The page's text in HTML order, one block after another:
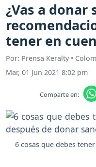
¿Vas a donar
tener en
Por: Prensa Keralty •
Mar, 01 Jun 2021 8:02 pm
Comparte en:
6 cosas que debes